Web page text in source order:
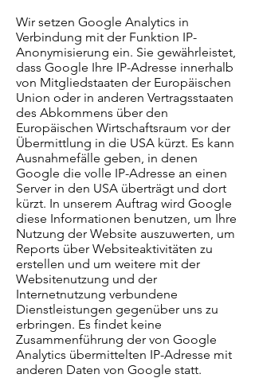
Wir setzen Google Analytics in
Verbindung mit der Funktion IP-
Anonymisierung ein. Sie gewährleistet,
dass Google Ihre IP-Adresse innerhalb
von Mitgliedstaaten der Europäischen
Union oder in anderen Vertragsstaaten
des Abkommens über den
Europäischen Wirtschaftsraum vor der
Übermittlung in die USA kürzt. Es kann
Ausnahmefälle geben, in denen
Google die volle IP-Adresse an einen
Server in den USA überträgt und dort
kürzt. In unserem Auftrag wird Google
diese Informationen benutzen, um Ihre
Nutzung der Website auszuwerten, um
Reports über Websiteaktivitäten zu
erstellen und um weitere mit der
Websitenutzung und der
Internetnutzung verbundene
Dienstleistungen gegenüber uns zu
erbringen. Es findet keine
Zusammenführung der von Google
Analytics übermittelten IP-Adresse mit
anderen Daten von Google statt.